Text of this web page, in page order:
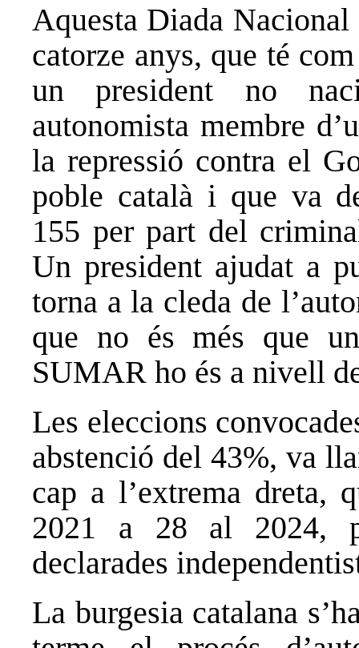
Aquesta Diada
catorze anys, que té
un president no
autonomista membre
la repressió contra el
poble català i que va
155 per part del
Un president ajudat a
torna a la cleda de
que no és més que
SUMAR ho és a nivell
Les eleccions
abstenció del 43%, va
cap a l’extrema dreta,
2021 a 28 al 2024,
declarades
La burgesia catalana